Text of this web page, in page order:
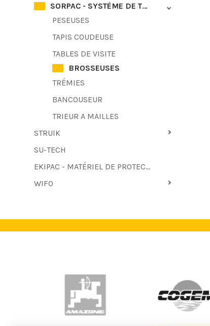
SORPAC - SYSTÈME DE TRIAGE ET D'EMBALLAGE
PESEUSES
TAPIS COUDEUSE
TABLES DE VISITE
BROSSEUSES
TRÉMIES
BANCOUSEUR
TRIEUR A MAILLES
STRUIK
SU-TECH
EKIPAC - MATÉRIEL DE PROTECTION
WIFO